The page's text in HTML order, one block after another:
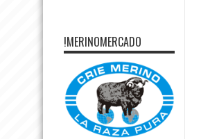
!MERINOMERCADO